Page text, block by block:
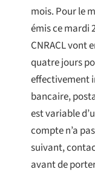
mois. Pour le
émis ce mardi
CNRACL vont
quatre jours
effectivement
bancaire,
est variable
compte n’a
suivant,
avant de